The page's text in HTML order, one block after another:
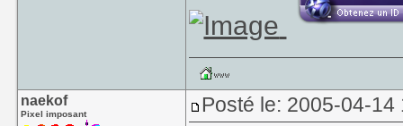
naekof
Pixel imposant Posté le: 2005-04-14